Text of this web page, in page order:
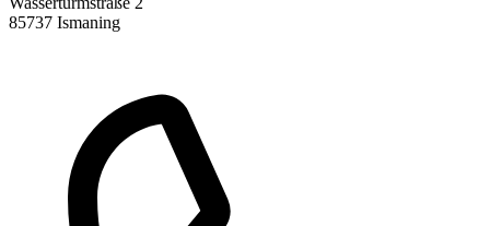
85737 Ismaning